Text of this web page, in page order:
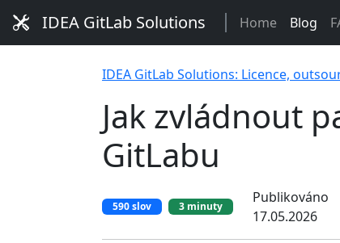
IDEA GitLab Solutions Home Blog
IDEA GitLab Solutions: Licence,
Jak zvládnout
GitLabu
590 slov 3 minuty
Publikováno
17.05.2026